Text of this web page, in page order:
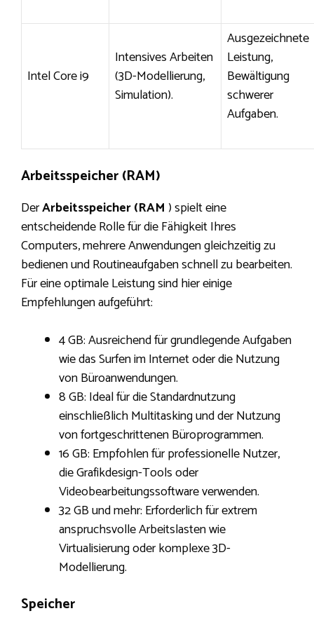
Intel Core i9
Intensives Arbeiten
(3D-Modellierung,
Simulation).
Ausgezeichnete
Leistung,
Bewältigung
schwerer
Aufgaben.
Arbeitsspeicher (RAM)
DerArbeitsspeicher (RAM ) spielt eine
entscheidende Rolle für die Fähigkeit Ihres
Computers, mehrere Anwendungen gleichzeitig zu
bedienen und Routineaufgaben schnell zu bearbeiten.
Für eine optimale Leistung sind hier einige
Empfehlungen aufgeführt:
4 GB: Ausreichend für grundlegende Aufgaben
wie das Surfen im Internet oder die Nutzung
von Büroanwendungen.
8 GB: Ideal für die Standardnutzung
einschließlich Multitasking und der Nutzung
von fortgeschrittenen Büroprogrammen.
16 GB: Empfohlen für professionelle Nutzer,
die Grafikdesign-Tools oder
Videobearbeitungssoftware verwenden.
32 GB und mehr: Erforderlich für extrem
anspruchsvolle Arbeitslasten wie
Virtualisierung oder komplexe 3D-
Modellierung.
Speicher